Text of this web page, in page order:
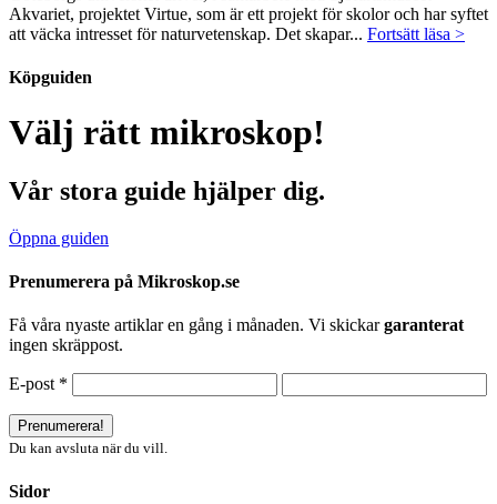
Akvariet, projektet Virtue, som är ett projekt för skolor och har syftet
att väcka intresset för naturvetenskap. Det skapar... Fortsätt läsa >
Köpguiden
Välj rätt mikroskop!
Vår stora guide hjälper dig.
Öppna guiden
Prenumerera på Mikroskop.se
Få våra nyaste artiklar en gång i månaden. Vi skickargaranterat
ingen skräppost.
E-post *
Du kan avsluta när du vill.
Sidor